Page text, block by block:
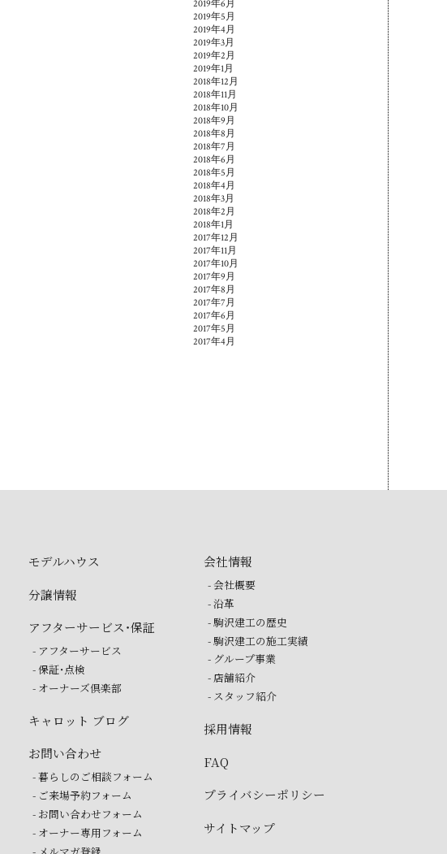
2019年6月
2019年5月
2019年4月
2019年3月
2019年2月
2019年1月
2018年12月
2018年11月
2018年10月
2018年9月
2018年8月
2018年7月
2018年6月
2018年5月
2018年4月
2018年3月
2018年2月
2018年1月
2017年12月
2017年11月
2017年10月
2017年9月
2017年8月
2017年7月
2017年6月
2017年5月
2017年4月
モデルハウス
分譲情報
アフターサービス・保証
- アフターサービス
- 保証・点検
- オーナーズ倶楽部
キャロット ブログ
お問い合わせ
- 暮らしのご相談フォーム
- ご来場予約フォーム
- お問い合わせフォーム
- オーナー専用フォーム
会社情報
- 会社概要
- 沿革
- 駒沢建工の歴史
- 駒沢建工の施工実績
- グループ事業
- 店舗紹介
- スタッフ紹介
採用情報
FAQ
プライバシーポリシー
サイトマップ